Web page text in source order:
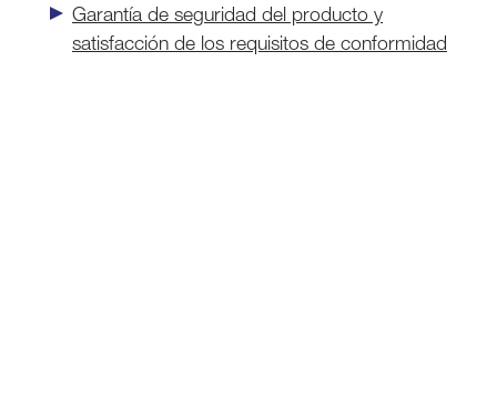
Garantía de seguridad del producto y
satisfacción de los requisitos de conformidad